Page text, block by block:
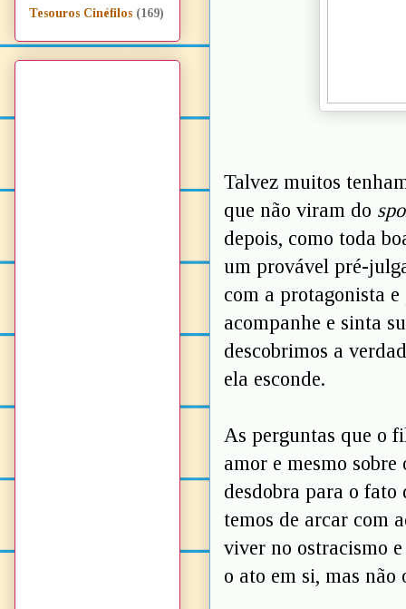
Talvez muitos
que não viram do
depois, como toda
um provável pré-
com a protagonista
acompanhe e sinta
descobrimos a
ela esconde.
As perguntas que o
amor e mesmo
desdobra para o
temos de arcar com
viver no ostracismo
o ato em si, mas não
Tesouros Cinéfilos (169)